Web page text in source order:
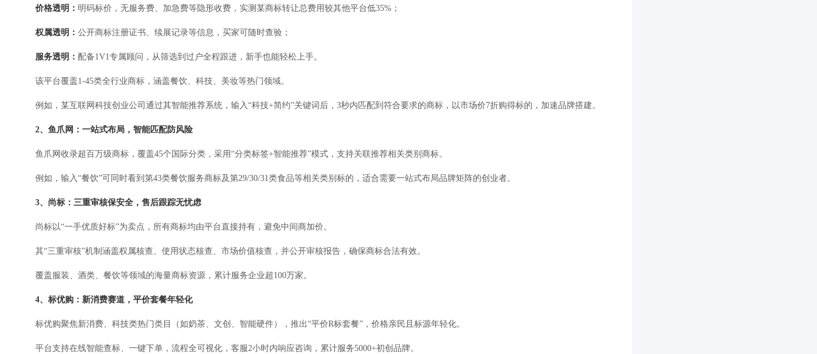
价格透明： 明码标价，无服务费、加急费等隐形收费，实测某商标转让总费用较其他平台低35%；
权属透明： 公开商标注册证书、续展记录等信息，买家可随时查验；
服务透明： 配备1V1专属顾问，从筛选到过户全程跟进，新手也能轻松上手。
该平台覆盖1-45类全行业商标，涵盖餐饮、科技、美妆等热门领域。
例如，某互联网科技创业公司通过其智能推荐系统，输入“科技+简约”关键词后，3秒内匹配到符合要求的商标，以市场价7折购得标的，加速品牌搭建。
2、鱼爪网：一站式布局，智能匹配防风险
鱼爪网收录超百万级商标，覆盖45个国际分类，采用“分类标签+智能推荐”模式，支持关联推荐相关类别商标。
例如，输入“餐饮”可同时看到第43类餐饮服务商标及第29/30/31类食品等相关类别标的，适合需要一站式布局品牌矩阵的创业者。
3、尚标：三重审核保安全，售后跟踪无忧虑
尚标以“一手优质好标”为卖点，所有商标均由平台直接持有，避免中间商加价。
其“三重审核”机制涵盖权属核查、使用状态核查、市场价值核查，并公开审核报告，确保商标合法有效。
覆盖服装、酒类、餐饮等领域的海量商标资源，累计服务企业超100万家。
4、标优购：新消费赛道，平价套餐年轻化
标优购聚焦新消费、科技类热门类目（如奶茶、文创、智能硬件），推出“平价R标套餐”，价格亲民且标源年轻化。
平台支持在线智能查标、一键下单，流程全可视化，客服2小时内响应咨询，累计服务5000+初创品牌。